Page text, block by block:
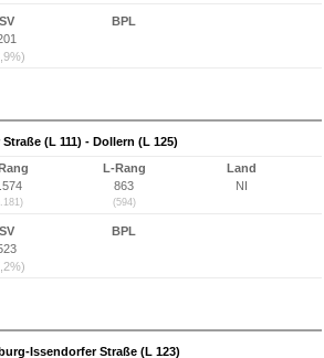
SV
BPL
(L 111) - Dollern (L 125)
L-Rang
863
(594)
Land
NI
SV
BPL
Issendorfer Straße (L 123)